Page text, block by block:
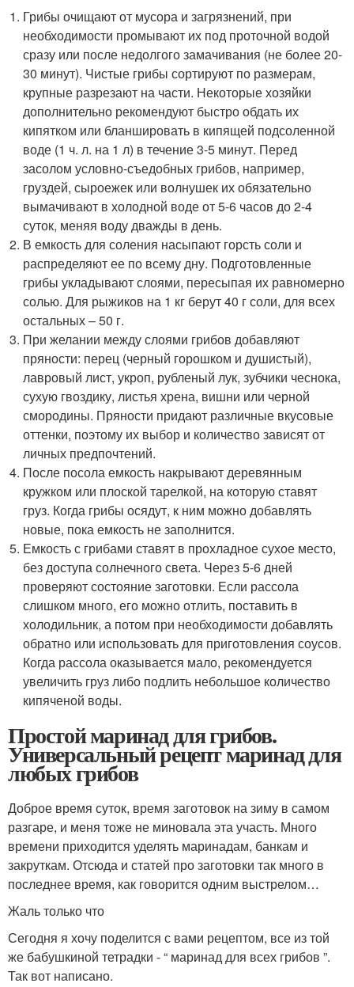
Грибы очищают от мусора и загрязнений, при
необходимости промывают их под проточной водой
сразу или после недолгого замачивания (не более 20-
30 минут). Чистые грибы сортируют по размерам,
крупные разрезают на части. Некоторые хозяйки
дополнительно рекомендуют быстро обдать их
кипятком или бланшировать в кипящей подсоленной
воде (1 ч. л. на 1 л) в течение 3-5 минут. Перед
засолом условно-съедобных грибов, например,
груздей, сыроежек или волнушек их обязательно
вымачивают в холодной воде от 5-6 часов до 2-4
суток, меняя воду дважды в день.
В емкость для соления насыпают горсть соли и
распределяют ее по всему дну. Подготовленные
грибы укладывают слоями, пересыпая их равномерно
солью. Для рыжиков на 1 кг берут 40 г соли, для всех
остальных – 50 г.
При желании между слоями грибов добавляют
пряности: перец (черный горошком и душистый),
лавровый лист, укроп, рубленый лук, зубчики чеснока,
сухую гвоздику, листья хрена, вишни или черной
смородины. Пряности придают различные вкусовые
оттенки, поэтому их выбор и количество зависят от
личных предпочтений.
После посола емкость накрывают деревянным
кружком или плоской тарелкой, на которую ставят
груз. Когда грибы осядут, к ним можно добавлять
новые, пока емкость не заполнится.
Емкость с грибами ставят в прохладное сухое место,
без доступа солнечного света. Через 5-6 дней
проверяют состояние заготовки. Если рассола
слишком много, его можно отлить, поставить в
холодильник, а потом при необходимости добавлять
обратно или использовать для приготовления соусов.
Когда рассола оказывается мало, рекомендуется
увеличить груз либо подлить небольшое количество
кипяченой воды.
Простой маринад для грибов.
Универсальный рецепт маринад для
любых грибов
Доброе время суток, время заготовок на зиму в самом
разгаре, и меня тоже не миновала эта участь. Много
времени приходится уделять маринадам, банкам и
закруткам. Отсюда и статей про заготовки так много в
последнее время, как говорится одним выстрелом…
Жаль только что
Сегодня я хочу поделится с вами рецептом, все из той
же бабушкиной тетрадки - “ маринад для всех грибов ”.
Так вот написано.